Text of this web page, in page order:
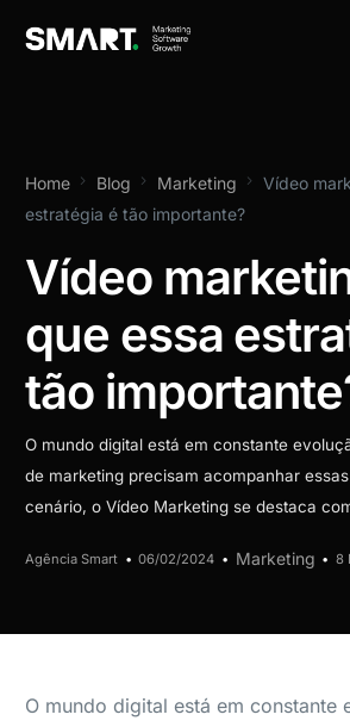
Home Blog Marketing
Vídeo
estratégia é tão importante?
Vídeo
que essa
tão
O mundo digital está em constante
de marketing precisam acompanhar
cenário, o Vídeo Marketing se destaca
Agência Smart 06/02/2024 Marketing 8
O mundo digital está em constante